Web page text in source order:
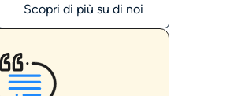
Scopri di più su di noi